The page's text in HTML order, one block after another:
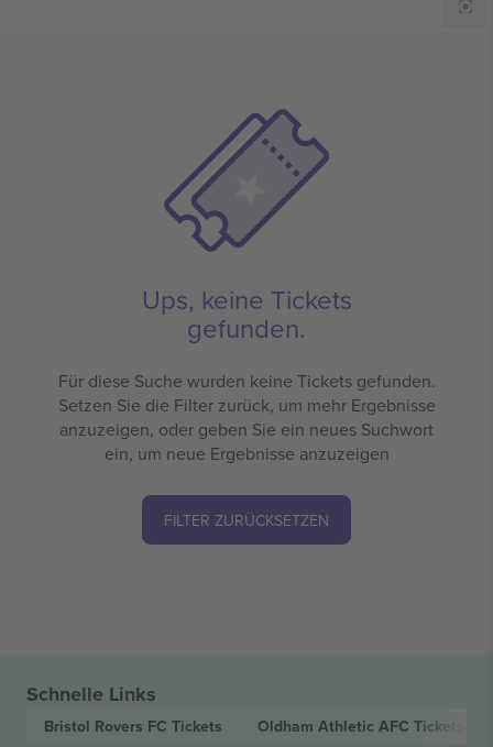
Ups, keine Tickets
gefunden.
Für diese Suche wurden keine Tickets gefunden.
Setzen Sie die Filter zurück, um mehr Ergebnisse
anzuzeigen, oder geben Sie ein neues Suchwort
ein, um neue Ergebnisse anzuzeigen
FILTER ZURÜCKSETZEN
Schnelle Links
Bristol Rovers FC Tickets Oldham Athletic AFC Tickets